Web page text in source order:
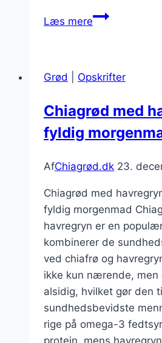
Læs mereChiagrød
for
Grød Opskrifter
Chiagrød med
fyldig
AfChiagrød.dk 23.
Chiagrød med
fyldig morgenmad
havregryn er en
kombinerer de
ved chiafrø og
ikke kun nærende, men
alsidig, hvilket gør den
sundhedsbevidste
rige på omega-3